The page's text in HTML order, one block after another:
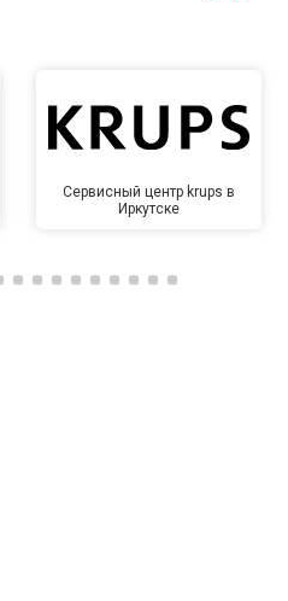
Сервисный центр krups в
Иркутске